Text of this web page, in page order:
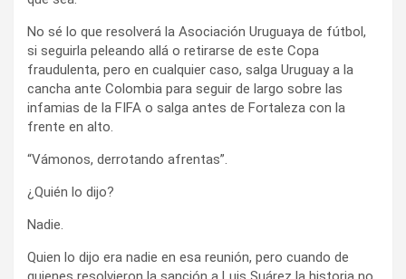
No sé lo que resolverá la Asociación Uruguaya de fútbol,
si seguirla peleando allá o retirarse de este Copa
fraudulenta, pero en cualquier caso, salga Uruguay a la
cancha ante Colombia para seguir de largo sobre las
infamias de la FIFA o salga antes de Fortaleza con la
frente en alto.
“Vámonos, derrotando afrentas”.
¿Quién lo dijo?
Nadie.
Quien lo dijo era nadie en esa reunión, pero cuando de